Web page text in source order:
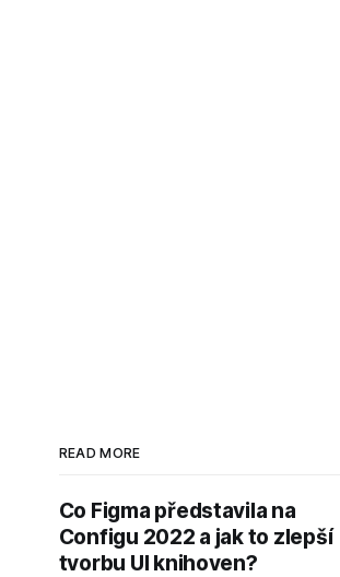
READ MORE
Co Figma představila na
Configu 2022 a jak to zlepší
tvorbu UI knihoven?